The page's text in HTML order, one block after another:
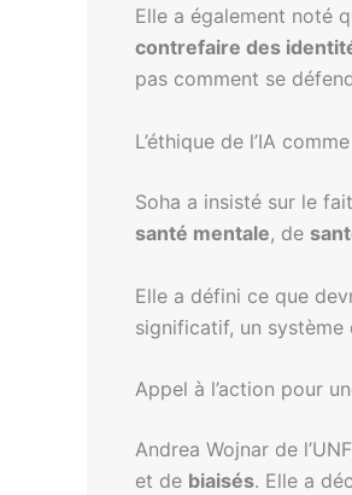
Elle a également noté
contrefaire des
pas comment se
L’éthique de l’IA
Soha a insisté sur le
santé mentale, de
Elle a défini ce que
significatif, un
Appel à l’action pour
Andrea Wojnar de
et de biaisés. Elle a